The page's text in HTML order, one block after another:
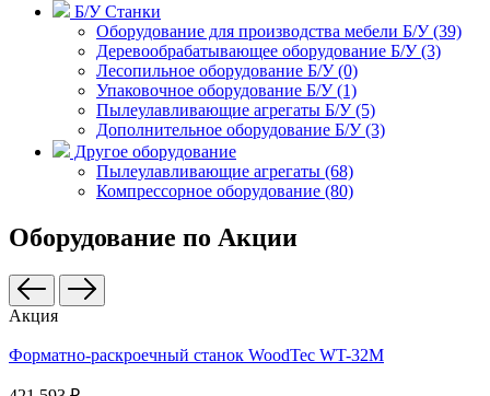
Б/У Станки
Оборудование для производства мебели Б/У (39)
Деревообрабатывающее оборудование Б/У (3)
Лесопильное оборудование Б/У (0)
Упаковочное оборудование Б/У (1)
Пылеулавливающие агрегаты Б/У (5)
Дополнительное оборудование Б/У (3)
Другое оборудование
Пылеулавливающие агрегаты (68)
Компрессорное оборудование (80)
Оборудование по Акции
Акция
Форматно-раскроечный станок WoodTec WT-32M